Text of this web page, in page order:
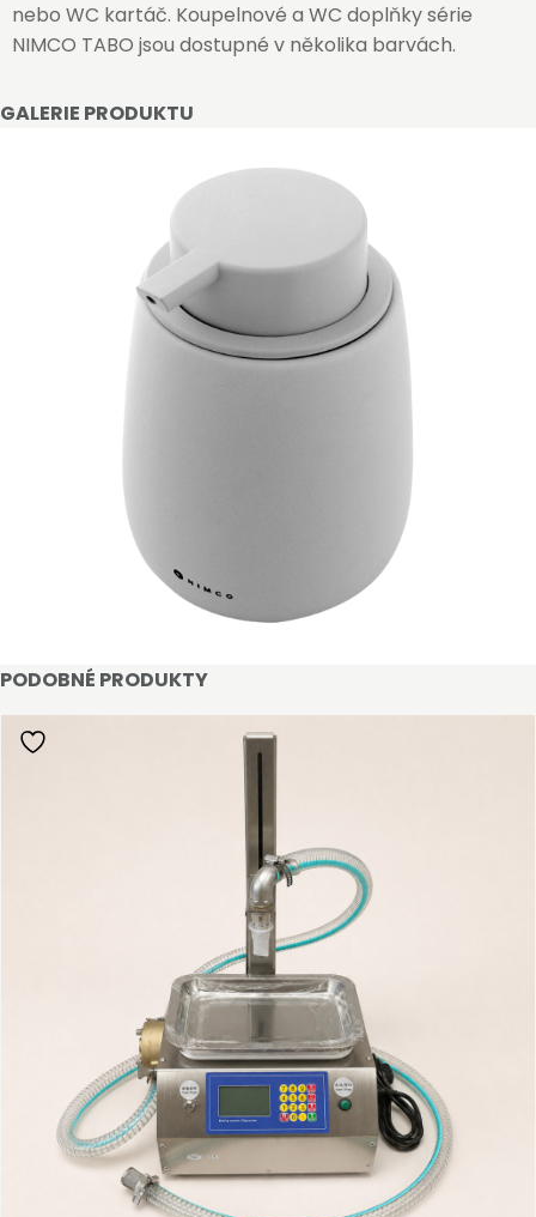
GALERIE PRODUKTU
nebo WC kartáč. Koupelnové a WC doplňky série
NIMCO TABO jsou dostupné v několika barvách.
PODOBNÉ PRODUKTY
STAŇTE SE KLIENTEM
Stát se klientem velkoobchodu Bohéme Collection
je jednoduché, stačí podnikat a mít platné IČO.
Kromě snadnějšího procesu objednávek můžete
získat slevy až do výše 25 % v závislosti na velikosti